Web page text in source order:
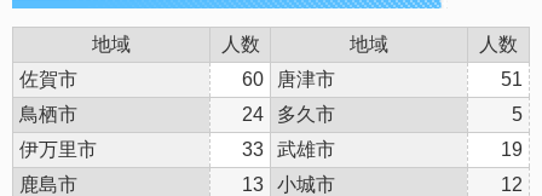
地域 人数 地域
人数
佐賀市
60 唐津市
51
鳥栖市
24 多久市
5
伊万里市
33 武雄市
19
鹿島市
13 小城市
12